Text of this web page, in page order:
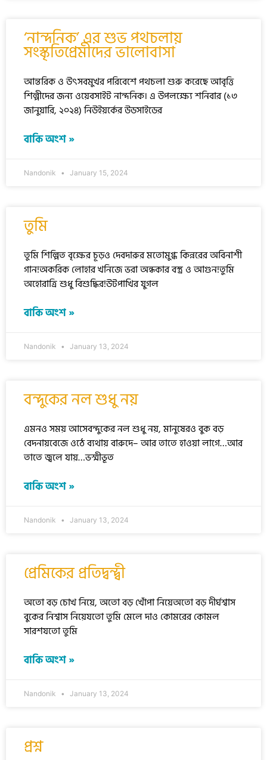
‘নান্দনিক’ এর শুভ পথচলায়
সংস্কৃতিপ্রেমীদের ভালোবাসা
আন্তরিক ও উৎসবমুখর পরিবেশে পথচলা শুরু করেছে আবৃত্তি
শিল্পীদের জন্য ওয়েবসাইট নান্দনিক। এ উপলক্ষ্যে শনিবার (১৩
জানুয়ারি, ২০২৪) নিউইয়র্কের উডসাইডের
বাকি অংশ »
Nandonik January 15, 2024
তুমি
তুমি শিল্পিত বৃক্ষের চূড়ও দেবদারুর মতোমুগ্ধ কিন্নরের অবিনাশী
গান!অকরিক লোহার খনিজে ভরা অন্ধকার বস্ত্র ও আগুন!তুমি
অহোরাত্রি শুধু বিশুদ্ধির!উটপাখির যুগল
বাকি অংশ »
Nandonik January 13, 2024
বন্দুকের নল শুধু নয়
এমনও সময় আসেবন্দুকের নল শুধু নয়, মানুষেরও বুক বড়
বেদনায়বেজে ওঠে ব্যথায় বারুদে– আর তাতে হাওয়া লাগে…আর
তাতে জ্বলে যায়…ভস্মীভূত
বাকি অংশ »
Nandonik January 13, 2024
প্রেমিকের প্রতিদ্বন্দ্বী
অতো বড় চোখ নিয়ে, অতো বড় খোঁপা নিয়েঅতো বড় দীর্ঘশ্বাস
বুকের নিশ্বাস নিয়েযতো তুমি মেলে দাও কোমরের কোমল
সারশযতো তুমি
বাকি অংশ »
Nandonik January 13, 2024
প্রশ্ন